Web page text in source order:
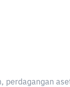
perdagangan